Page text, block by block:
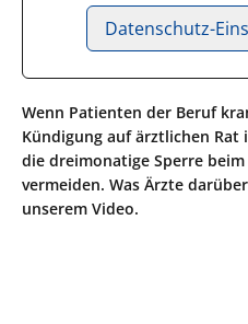
Datenschutz-
Wenn Patienten der Beruf
Kündigung auf ärztlichen Rat
die dreimonatige Sperre
vermeiden. Was Ärzte
unserem Video.